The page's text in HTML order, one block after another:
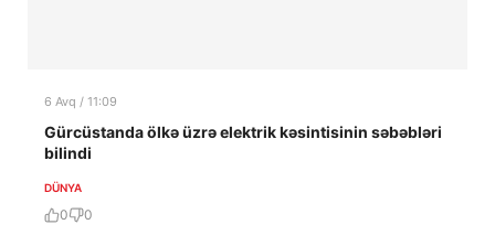
6 Avq / 11:09
Gürcüstanda ölkə üzrə elektrik kəsintisinin səbəbləri
bilindi
DÜNYA
0 0